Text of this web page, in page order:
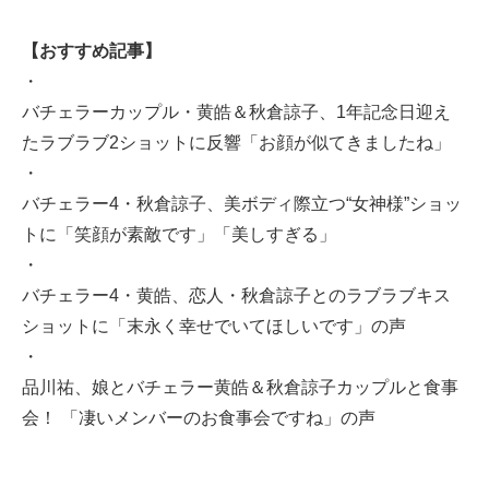
【おすすめ記事】
・
バチェラーカップル・黄皓＆秋倉諒子、1年記念日迎え
たラブラブ2ショットに反響「お顔が似てきましたね」
・
バチェラー4・秋倉諒子、美ボディ際立つ“女神様”ショッ
トに「笑顔が素敵です」「美しすぎる」
・
バチェラー4・黄皓、恋人・秋倉諒子とのラブラブキス
ショットに「末永く幸せでいてほしいです」の声
・
品川祐、娘とバチェラー黄皓＆秋倉諒子カップルと食事
会！ 「凄いメンバーのお食事会ですね」の声